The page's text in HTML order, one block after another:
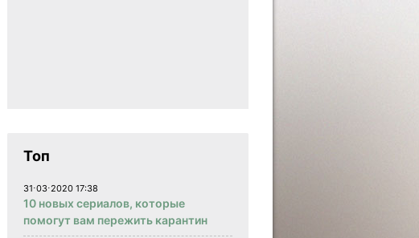
Топ
31⋅03⋅2020 17:38
10 новых сериалов, которые
помогут вам пережить карантин